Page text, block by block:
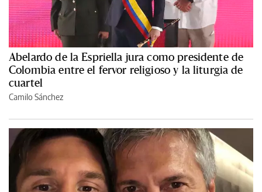
Abelardo de la Espriella jura como presidente de
Colombia entre el fervor religioso y la liturgia de
cuartel
Camilo Sánchez